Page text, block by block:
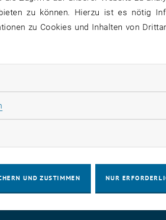
IMPRESSUM
zu können. Hierzu ist es nötig
zu Cookies und Inhalten von
Cookies zulassen
UND ZUSTIMMEN NUR